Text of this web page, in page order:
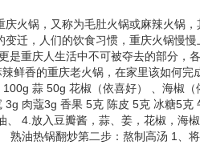
火锅，又称为毛肚火锅或麻辣火锅
迁，人们的饮食习惯，重庆火锅慢
是重庆人生活中不可被夺去的部分，
鲜香的重庆老火锅，在家里该如何
蒜 50g 花椒（依喜好） 、海椒
肉蔻3g 香果 5克 陈皮 5克 冰糖5
4.放入豆瓣酱，蒜、姜，花椒，海
熟油热锅翻炒第二步：熬制高汤 1、